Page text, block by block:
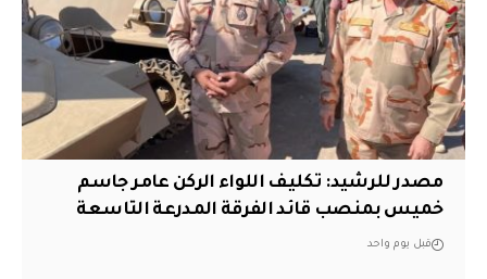
مصدر للرشيد: تكليف اللواء الركن عامر جاسم
خميس بمنصب قائد الفرقة المدرعة التاسعة
قبل يوم واحد